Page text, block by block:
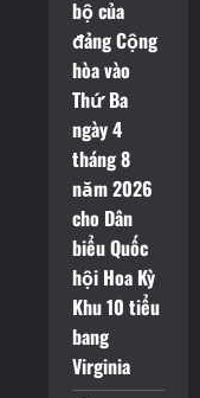
bộ của
đảng Cộng
hòa vào
Thứ Ba
ngày 4
tháng 8
năm 2026
cho Dân
biểu Quốc
hội Hoa Kỳ
Khu 10 tiểu
bang
Virginia